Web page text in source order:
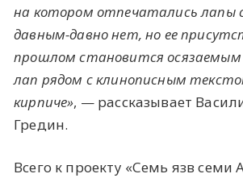
на котором отпечатались лапы
давным-давно нет, но ее
прошлом становится осязаемым
лап рядом с клинописным
кирпиче», — рассказывает
Гредин.
Всего к проекту «Семь язв семи